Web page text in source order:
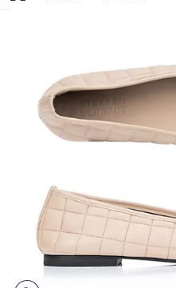
nach
unten
Touch-
Geräten
links